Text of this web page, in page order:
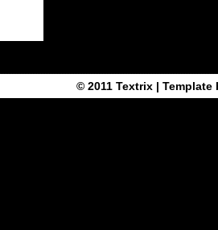
© 2011 Textrix| Template